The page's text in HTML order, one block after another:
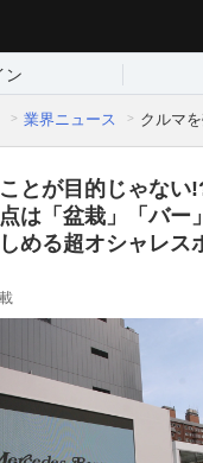
ン
業界ニュース クルマ
とが目的じゃな
は「盆栽」「バー
しめる超オシャレス